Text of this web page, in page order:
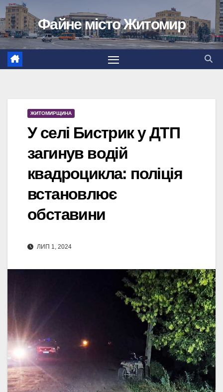
Перейти
до
вмісту
Файне місто Житомир
ЖИТОМИРЩИНА
У селі Бистрик у ДТП
загинув водій
квадроцикла: поліція
встановлює
обставини
ЛИП 1, 2024